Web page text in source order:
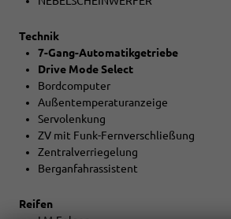
Technik
7-Gang-Automatikgetriebe
Drive Mode Select
Bordcomputer
Außentemperaturanzeige
Servolenkung
ZV mit Funk-Fernverschließung
Zentralverriegelung
Berganfahrassistent
Reifen